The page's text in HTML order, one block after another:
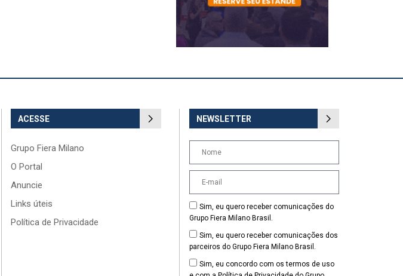
ACESSE
Grupo Fiera Milano
O Portal
Anuncie
Links úteis
Política de Privacidade
NEWSLETTER
Sim, eu quero receber comunicações do
Grupo Fiera Milano Brasil.
Sim, eu quero receber comunicações dos
parceiros do Grupo Fiera Milano Brasil.
Sim, eu concordo com os termos de uso